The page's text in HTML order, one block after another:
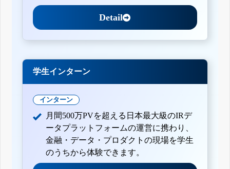
Detail
学生インターン
インターン
月間500万PVを超える日本最大級のIRデ
ータプラットフォームの運営に携わり、
金融・データ・プロダクトの現場を学生
のうちから体験できます。